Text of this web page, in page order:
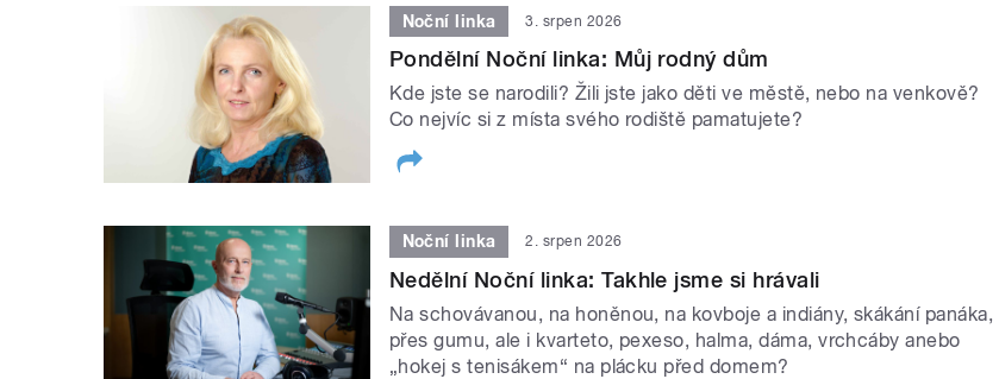
Noční linka 3. srpen 2026
Pondělní Noční linka: Můj rodný dům
Kde jste se narodili? Žili jste jako děti ve městě, nebo na venkově?
Co nejvíc si z místa svého rodiště pamatujete?
Noční linka 2. srpen 2026
Nedělní Noční linka: Takhle jsme si hrávali
Na schovávanou, na honěnou, na kovboje a indiány, skákání panáka,
přes gumu, ale i kvarteto, pexeso, halma, dáma, vrchcáby anebo
„hokej s tenisákem“ na plácku před domem?